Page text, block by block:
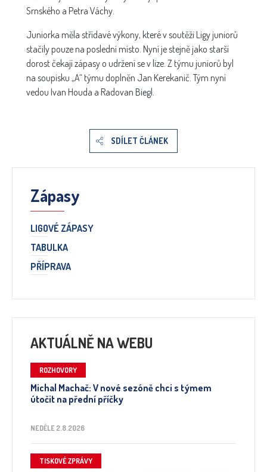
Srnského a Petra Váchy.
Juniorka měla střídavé výkony, které v soutěži Ligy juniorů
stačily pouze na poslední místo. Nyní je stejně jako starší
dorost čekají zápasy o udržení se v lize. Z týmu juniorů byl
na soupisku „A“ týmu doplněn Jan Kerekanič. Tým nyní
vedou Ivan Houda a Radovan Biegl.
SDÍLET ČLÁNEK
Zápasy
LIGOVÉ ZÁPASY
TABULKA
PŘÍPRAVA
AKTUÁLNĚ NA WEBU
ROZHOVORY
Michal Machač: V nové sezóně chci s týmem
útočit na přední příčky
NEDĚLE 2.8.2026
TISKOVÉ ZPRÁVY